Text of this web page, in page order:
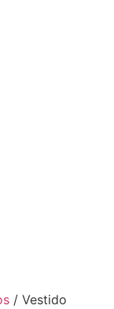
/ Vestido